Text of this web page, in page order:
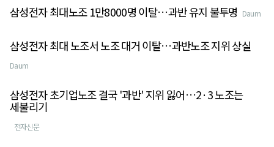
삼성전자 최대노조 1만8000명 이탈…과반 유지 불투명 Daum
삼성전자 최대 노조서 노조 대거 이탈…과반노조 지위 상실
Daum
삼성전자 초기업노조 결국 '과반' 지위 잃어…2·3 노조는
세불리기
전자신문